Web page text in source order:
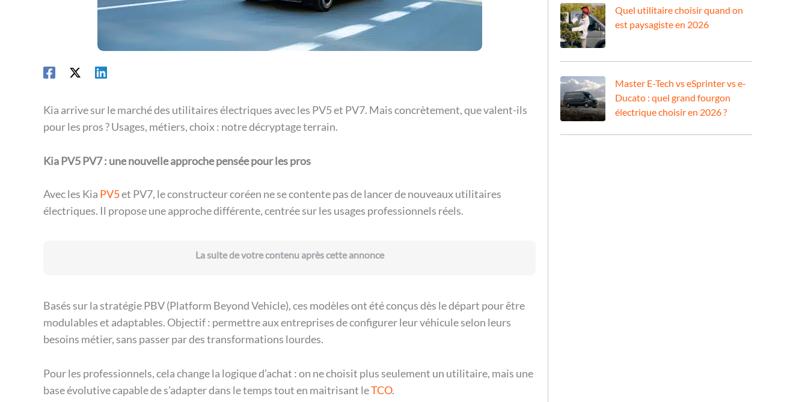
Kia arrive sur le marché des utilitaires électriques avec les PV5 et PV7. Mais concrètement, que valent-ils
pour les pros ? Usages, métiers, choix : notre décryptage terrain.
Kia PV5 PV7 : une nouvelle approche pensée pour les pros
Avec les Kia PV5et PV7, le constructeur coréen ne se contente pas de lancer de nouveaux utilitaires
électriques. Il propose une approche différente, centrée sur les usages professionnels réels.
La suite de votre contenu après cette annonce
Basés sur la stratégie PBV (Platform Beyond Vehicle), ces modèles ont été conçus dès le départ pour être
modulables et adaptables. Objectif : permettre aux entreprises de configurer leur véhicule selon leurs
besoins métier, sans passer par des transformations lourdes.
Pour les professionnels, cela change la logique d’achat : on ne choisit plus seulement un utilitaire, mais une
base évolutive capable de s’adapter dans le temps tout en maitrisant leTCO.
Quel utilitaire choisir quand on
est paysagiste en 2026
Master E-Tech vs eSprinter vs e-
Ducato : quel grand fourgon
électrique choisir en 2026 ?